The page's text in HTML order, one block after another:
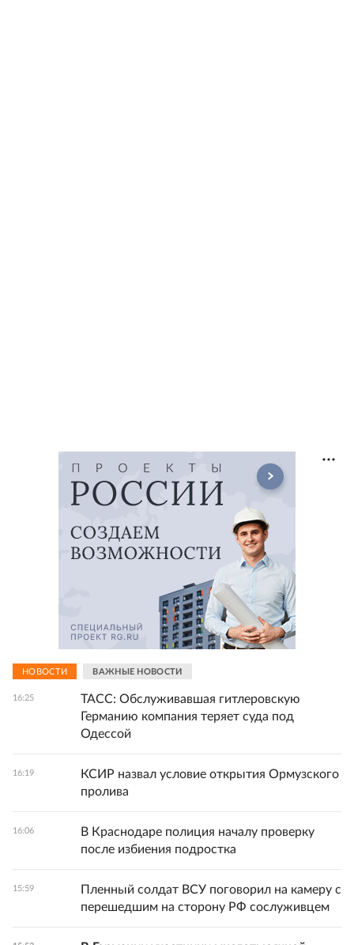
НОВОСТИ ВАЖНЫЕ НОВОСТИ
16:25
ТАСС: Обслуживавшая гитлеровскую
Германию компания теряет суда под
Одессой
16:19
КСИР назвал условие открытия Ормузского
пролива
16:06
В Краснодаре полиция началу проверку
после избиения подростка
15:59
Пленный солдат ВСУ поговорил на камеру с
перешедшим на сторону РФ сослуживцем